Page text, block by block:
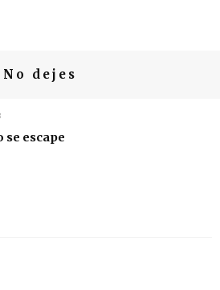
No dejes
se escape